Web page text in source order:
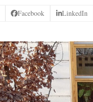
Facebook LinkedIn